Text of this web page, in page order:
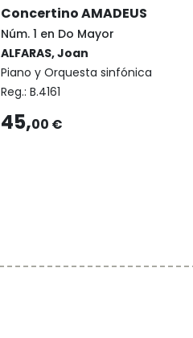
Concertino AMADEUS
Núm. 1 en Do Mayor
ALFARAS, Joan
Piano y Orquesta sinfónica
Reg.: B.4161
45,00 €